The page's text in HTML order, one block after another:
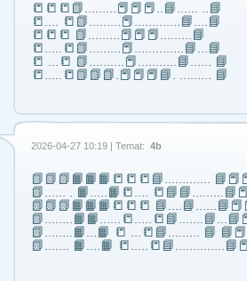
📒📒📒📗………📕📕📕..📘…… ..📘
📒…. 📒📗………📕………….📘….📘
📒📒📒 📗………📕📕📕………📘
📒…..📒📗………📕…………..📘…📘
📒 …📒 📗……….📕………..📘…… 📘
📒…..📒📗📗📗.📕📕📕📘. ……… 📘
2026-04-27 10:19 | Temat: 4b
📗📗📗📙📙📙📒📒📒📘……..…..
📗...... . 📙…..📙📒….
📗📗📗📙📙📙📒📒📒
📗……..📙…📙 📒 …📒📘……... 📘
📗……. 📙….📙